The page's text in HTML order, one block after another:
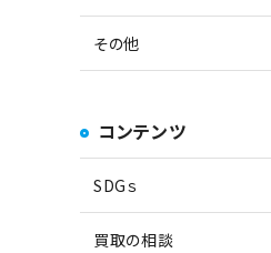
その他
コンテンツ
SDGｓ
買取の相談